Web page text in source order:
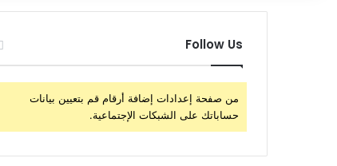
Follow Us
من صفحة إعدادات إضافة أرقام قم بتعيين بيانات
حساباتك على الشبكات الإجتماعية.